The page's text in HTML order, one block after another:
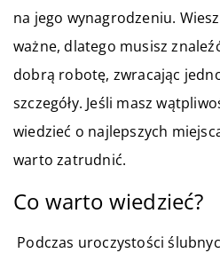
na jego wynagrodzeniu.
ważne, dlatego musisz
dobrą robotę, zwracając
szczegóły. Jeśli masz
wiedzieć o najlepszych
warto zatrudnić.
Co warto wiedzieć?
Podczas uroczystości